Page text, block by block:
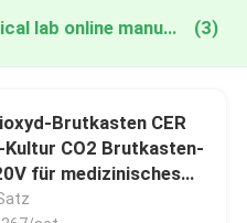
ce co2 incubator medical lab online manufacture (3)
Brutkasten CER
Kultur CO2 Brutkasten-
für medizinisches